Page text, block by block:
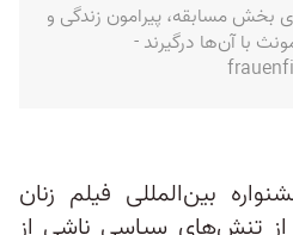
مسابقه، پیرامون زندگی و
با آن‌ها درگیرند -
بین‌المللی فیلم زنان